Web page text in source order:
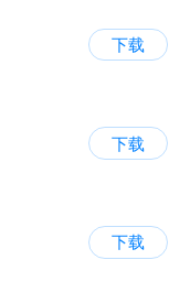
下载
下载
下载